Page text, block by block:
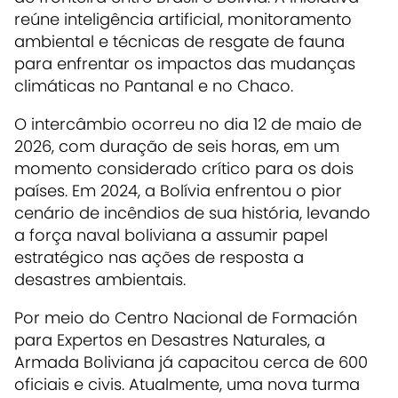
reúne inteligência artificial, monitoramento
ambiental e técnicas de resgate de fauna
para enfrentar os impactos das mudanças
climáticas no Pantanal e no Chaco.
O intercâmbio ocorreu no dia 12 de maio de
2026, com duração de seis horas, em um
momento considerado crítico para os dois
países. Em 2024, a Bolívia enfrentou o pior
cenário de incêndios de sua história, levando
a força naval boliviana a assumir papel
estratégico nas ações de resposta a
desastres ambientais.
Por meio do Centro Nacional de Formación
para Expertos en Desastres Naturales, a
Armada Boliviana já capacitou cerca de 600
oficiais e civis. Atualmente, uma nova turma